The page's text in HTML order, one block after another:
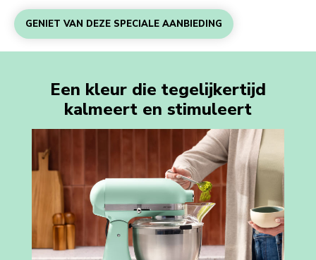
GENIET VAN DEZE SPECIALE AANBIEDING
Een kleur die tegelijkertijd
kalmeert en stimuleert